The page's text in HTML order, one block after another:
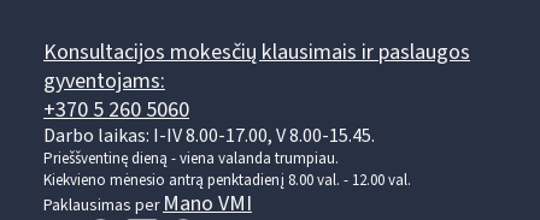
Konsultacijos mokesčių klausimais ir paslaugos
gyventojams:
+370 5 260 5060
Darbo laikas: I-IV 8.00-17.00, V 8.00-15.45.
Prieššventinę dieną - viena valanda trumpiau.
Kiekvieno mėnesio antrą penktadienį 8.00 val. - 12.00 val.
Paklausimas perMano VMI